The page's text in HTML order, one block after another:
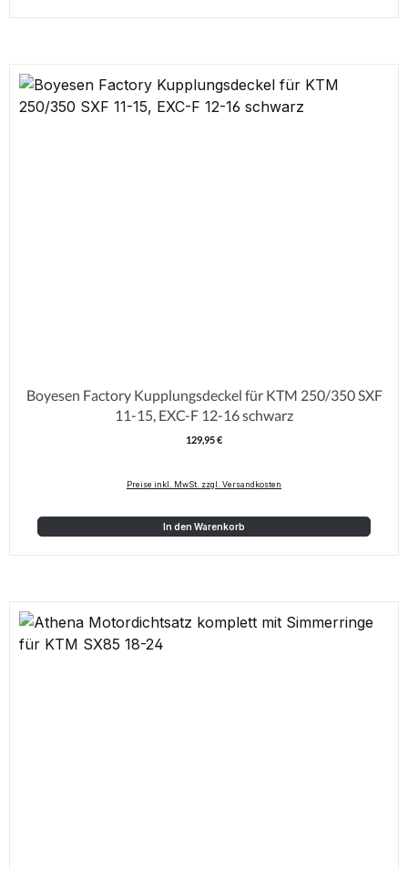
Boyesen Factory Kupplungsdeckel für KTM 250/350 SXF
11-15, EXC-F 12-16 schwarz
Regulärer Preis:
129,95 €
Preise inkl. MwSt. zzgl. Versandkosten
In den Warenkorb